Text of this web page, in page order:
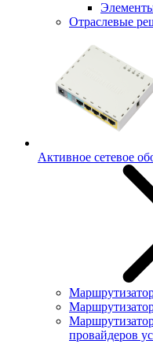
Отраслевые
Активное сетевое
провайдеров